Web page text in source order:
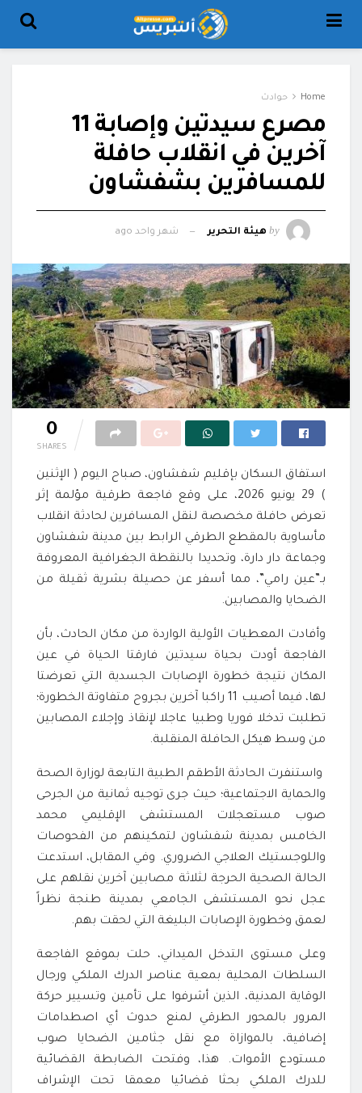
Home حوادث
مصرع سيدتين وإصابة 11
آخرين في انقلاب حافلة
للمسافرين بشفشاون
by هيئة التحرير شهر واحد ago
0
SHARES
استفاق السكان بإقليم شفشاون، صباح اليوم ( الإثنين
) 29 يونيو 2026، على وقع فاجعة طرقية مؤلمة إثر
تعرض حافلة مخصصة لنقل المسافرين لحادثة انقلاب
مأساوية بالمقطع الطرقي الرابط بين مدينة شفشاون
وجماعة دار دارة، وتحديدا بالنقطة الجغرافية المعروفة
بـ”عين رامي”، مما أسفر عن حصيلة بشرية ثقيلة من
الضحايا والمصابين.
وأفادت المعطيات الأولية الواردة من مكان الحادث، بأن
الفاجعة أودت بحياة سيدتين فارقتا الحياة في عين
المكان نتيجة خطورة الإصابات الجسدية التي تعرضتا
لها، فيما أصيب 11 راكبا آخرين بجروح متفاوتة الخطورة؛
تطلبت تدخلا فوريا وطبيا عاجلا لإنقاذ وإجلاء المصابين
من وسط هيكل الحافلة المنقلبة.
واستنفرت الحادثة الأطقم الطبية التابعة لوزارة الصحة
والحماية الاجتماعية؛ حيث جرى توجيه ثمانية من الجرحى
صوب مستعجلات المستشفى الإقليمي محمد
الخامس بمدينة شفشاون لتمكينهم من الفحوصات
واللوجستيك العلاجي الضروري. وفي المقابل، استدعت
الحالة الصحية الحرجة لثلاثة مصابين آخرين نقلهم على
عجل نحو المستشفى الجامعي بمدينة طنجة نظراً
لعمق وخطورة الإصابات البليغة التي لحقت بهم.
وعلى مستوى التدخل الميداني، حلت بموقع الفاجعة
السلطات المحلية بمعية عناصر الدرك الملكي ورجال
الوقاية المدنية، الذين أشرفوا على تأمين وتسيير حركة
المرور بالمحور الطرقي لمنع حدوث أي اصطدامات
إضافية، بالموازاة مع نقل جثامين الضحايا صوب
مستودع الأموات. هذا، وفتحت الضابطة القضائية
للدرك الملكي بحثا قضائيا معمقا تحت الإشراف